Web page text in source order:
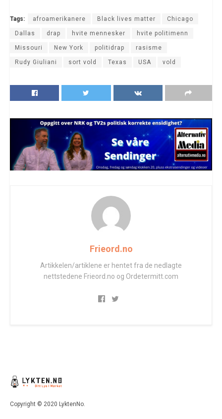
Tags: afroamerikanere Black lives matter Chicago
Dallas drap hvite mennesker hvite politimenn
Missouri New York politidrap rasisme
Rudy Giuliani sort vold Texas USA vold
Frieord.no
Artikkelen/artiklene er hentet fra de nedlagte
nettstedene Frieord.no og Ordetermitt.com
Copyright © 2020 LyktenNo.